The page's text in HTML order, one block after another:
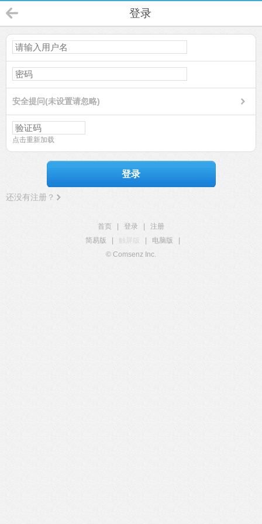
登录
安全提问(未设置请忽略)
点击重新加载
登录
还没有注册？
首页 登录
注册
简易版
触屏版 电脑版
© Comsenz Inc.